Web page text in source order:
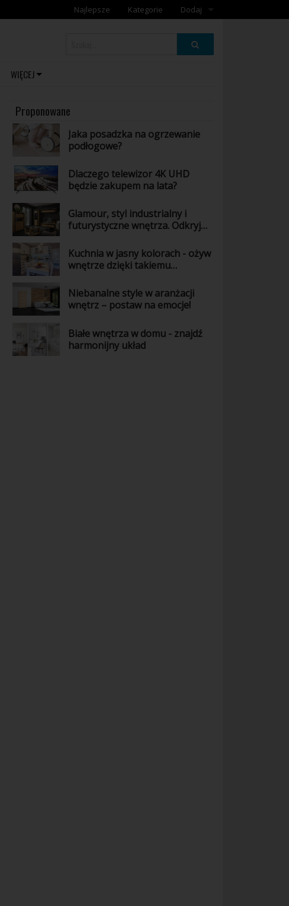
Najlepsze Kategorie
Dodaj
Dodaj galerię
WIĘCEJ
Proponowane
Jaka posadzka na ogrzewanie
podłogowe?
Dlaczego telewizor 4K UHD
będzie zakupem na lata?
Glamour, styl industrialny i
futurystyczne wnętrza. Odkryj
kolekcji Arosa
Kuchnia w jasny kolorach - ożyw
wnętrze dzięki takiemu
Niebanalne style w aranżacji
wnętrz – postaw na emocje!
Białe wnętrza w domu - znajdź
harmonijny układ